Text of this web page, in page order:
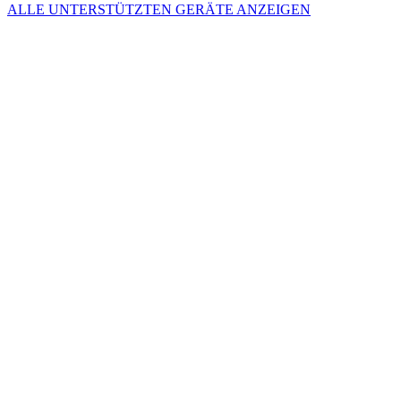
ALLE UNTERSTÜTZTEN GERÄTE ANZEIGEN